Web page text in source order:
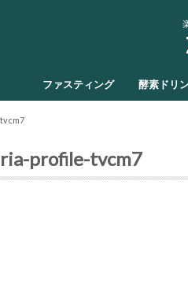
ファスティング 酵素ドリ
profile-tvcm7